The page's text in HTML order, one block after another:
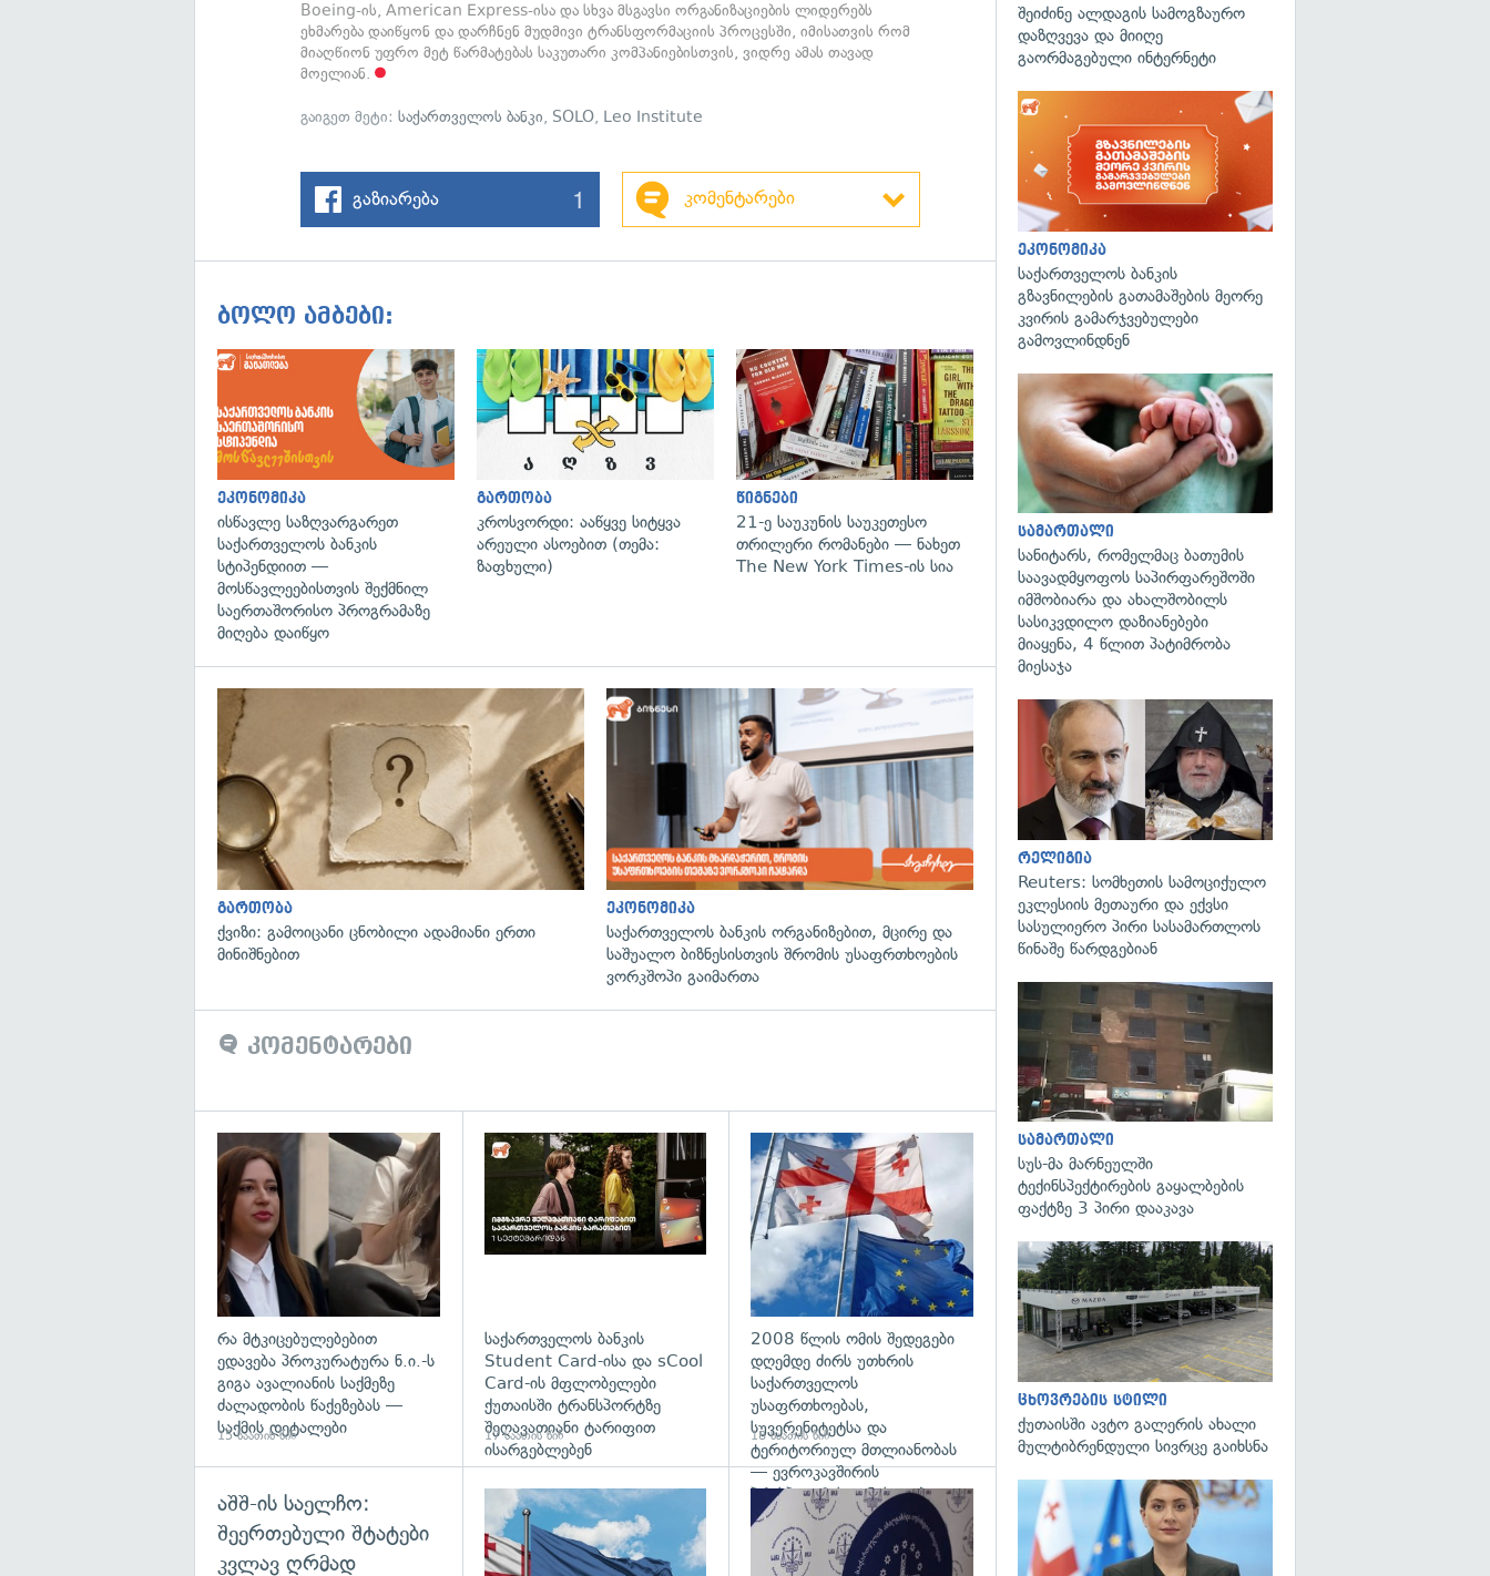
Boeing-ის, American Express-ისა და სხვა მსგავსი ორგანიზაციების ლიდერებს
ეხმარება დაიწყონ და დარჩნენ მუდმივი ტრანსფორმაციის პროცესში, იმისათვის რომ
მიაღწიონ უფრო მეტ წარმატებას საკუთარი კომპანიებისთვის, ვიდრე ამას თავად
მოელიან.
გაიგეთ მეტი:საქართველოს ბანკი, SOLO, Leo Institute
გაზიარება 1 კომენტარები
ბოლო ამბები:
ეკონომიკა
ისწავლე საზღვარგარეთ
საქართველოს ბანკის
სტიპენდიით —
მოსწავლეებისთვის შექმნილ
საერთაშორისო პროგრამაზე
მიღება დაიწყო
გადახედვა
გართობა
კროსვორდი: ააწყვე სიტყვა
არეული ასოებით (თემა:
ზაფხული)
გადახედვა
წიგნები
21-ე საუკუნის საუკეთესო
თრილერი რომანები — ნახეთ
The New York Times-ის სია
გართობა
ქვიზი: გამოიცანი ცნობილი ადამიანი ერთი
მინიშნებით
ეკონომიკა
საქართველოს ბანკის ორგანიზებით, მცირე და
საშუალო ბიზნესისთვის შრომის უსაფრთხოების
ვორკშოპი გაიმართა
კომენტარები
გადახედვა
რა მტკიცებულებებით
ედავება პროკურატურა ნ.ი.-ს
გიგა ავალიანის საქმეზე
ძალადობის წაქეზებას —
საქმის დეტალები
15 საათის წინ
საქართველოს ბანკის
Student Card-ისა და sCool
Card-ის მფლობელები
ქუთაისში ტრანსპორტზე
შეღავათიანი ტარიფით
ისარგებლებენ
17 საათის წინ
გადახედვა
2008 წლის ომის შედეგები
დღემდე ძირს უთხრის
საქართველოს
უსაფრთხოებას,
სუვერენიტეტსა და
ტერიტორიულ მთლიანობას
— ევროკავშირის
პრესპიკერის განცხადება
18 საათის წინ
აშშ-ის საელჩო:
შეერთებული შტატები
კვლავ ღრმად
გადახედვა გადახედვა
შეიძინე ალდაგის სამოგზაურო
დაზღვევა და მიიღე
გაორმაგებული ინტერნეტი
ეკონომიკა
საქართველოს ბანკის
გზავნილების გათამაშების მეორე
კვირის გამარჯვებულები
გამოვლინდნენ
სამართალი
სანიტარს, რომელმაც ბათუმის
საავადმყოფოს საპირფარეშოში
იმშობიარა და ახალშობილს
სასიკვდილო დაზიანებები
მიაყენა, 4 წლით პატიმრობა
მიესაჯა
რელიგია
Reuters: სომხეთის სამოციქულო
ეკლესიის მეთაური და ექვსი
სასულიერო პირი სასამართლოს
წინაშე წარდგებიან
სამართალი
სუს-მა მარნეულში
ტექინსპექტირების გაყალბების
ფაქტზე 3 პირი დააკავა
ცხოვრების სტილი
ქუთაისში ავტო გალერის ახალი
მულტიბრენდული სივრცე გაიხსნა